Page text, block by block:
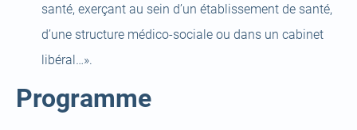
santé, exerçant au sein d’un établissement de santé,
d’une structure médico-sociale ou dans un cabinet
libéral…».
Programme